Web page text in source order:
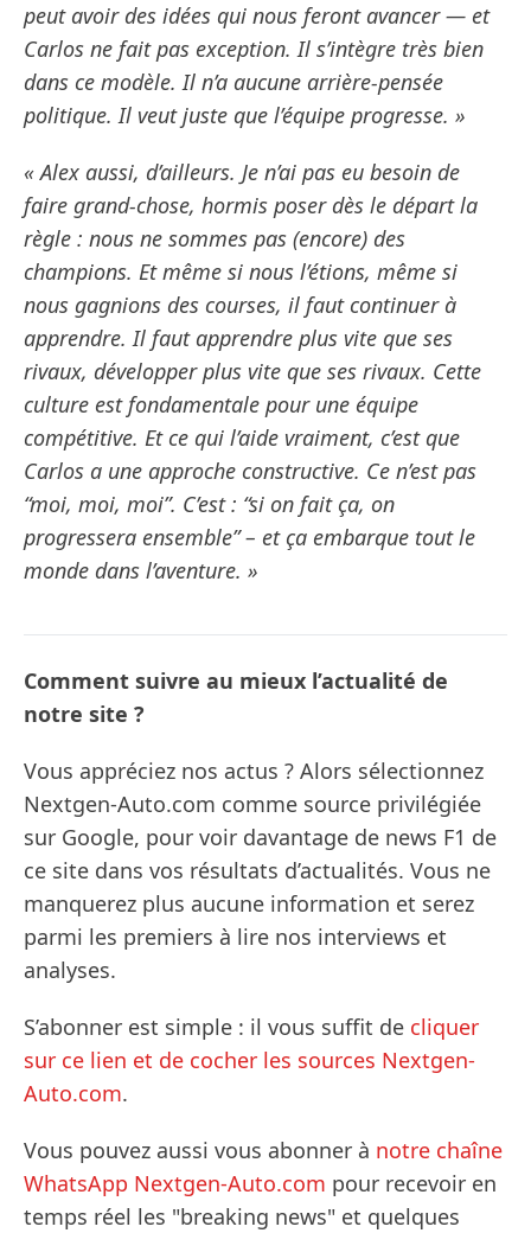
peut avoir des idées qui nous feront avancer — et
Carlos ne fait pas exception. Il s’intègre très bien
dans ce modèle. Il n’a aucune arrière-pensée
politique. Il veut juste que l’équipe progresse. »
« Alex aussi, d’ailleurs. Je n’ai pas eu besoin de
faire grand-chose, hormis poser dès le départ la
règle : nous ne sommes pas (encore) des
champions. Et même si nous l’étions, même si
nous gagnions des courses, il faut continuer à
apprendre. Il faut apprendre plus vite que ses
rivaux, développer plus vite que ses rivaux. Cette
culture est fondamentale pour une équipe
compétitive. Et ce qui l’aide vraiment, c’est que
Carlos a une approche constructive. Ce n’est pas
“moi, moi, moi”. C’est : “si on fait ça, on
progressera ensemble” – et ça embarque tout le
monde dans l’aventure. »
Comment suivre au mieux l’actualité de
notre site ?
Vous appréciez nos actus ? Alors sélectionnez
Nextgen-Auto.com comme source privilégiée
sur Google, pour voir davantage de news F1 de
ce site dans vos résultats d’actualités. Vous ne
manquerez plus aucune information et serez
parmi les premiers à lire nos interviews et
analyses.
S’abonner est simple : il vous suffit de cliquer
sur ce lien et de cocher les sources Nextgen-
Auto.com.
Vous pouvez aussi vous abonner à notre chaîne
WhatsApp Nextgen-Auto.com pour recevoir en
temps réel les "breaking news" et quelques